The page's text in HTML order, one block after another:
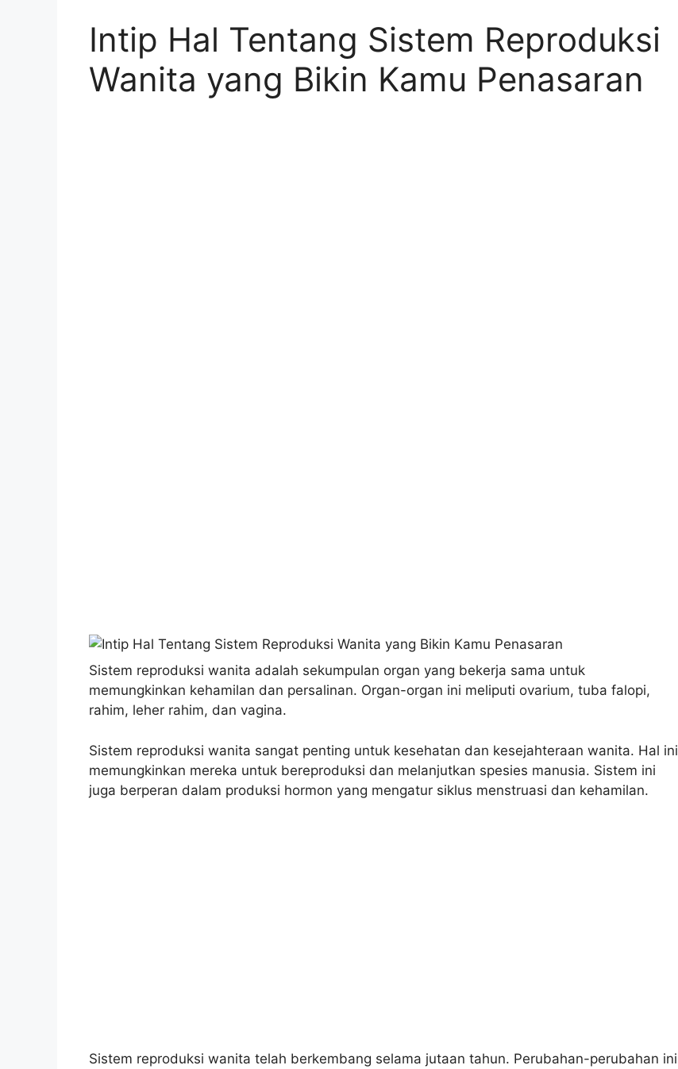
Intip Hal Tentang Sistem Reproduksi
Wanita yang Bikin Kamu Penasaran
Sistem reproduksi wanita adalah sekumpulan organ yang bekerja sama untuk
memungkinkan kehamilan dan persalinan. Organ-organ ini meliputi ovarium, tuba falopi,
rahim, leher rahim, dan vagina.
Sistem reproduksi wanita sangat penting untuk kesehatan dan kesejahteraan wanita. Hal ini
memungkinkan mereka untuk bereproduksi dan melanjutkan spesies manusia. Sistem ini
juga berperan dalam produksi hormon yang mengatur siklus menstruasi dan kehamilan.
Sistem reproduksi wanita telah berkembang selama jutaan tahun. Perubahan-perubahan ini